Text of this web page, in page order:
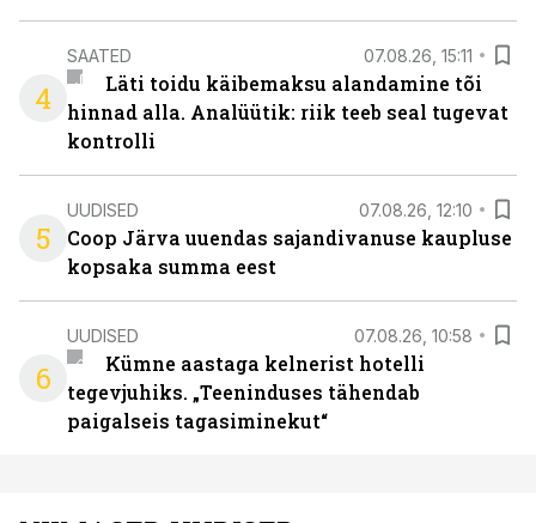
4
SAATED 07.08.26, 15:11
Läti toidu käibemaksu alandamine tõi
hinnad alla. Analüütik: riik teeb seal tugevat
kontrolli
5
UUDISED 07.08.26, 12:10
Coop Järva uuendas sajandivanuse kaupluse
kopsaka summa eest
6
UUDISED 07.08.26, 10:58
Kümne aastaga kelnerist hotelli
tegevjuhiks. „Teeninduses tähendab
paigalseis tagasiminekut“